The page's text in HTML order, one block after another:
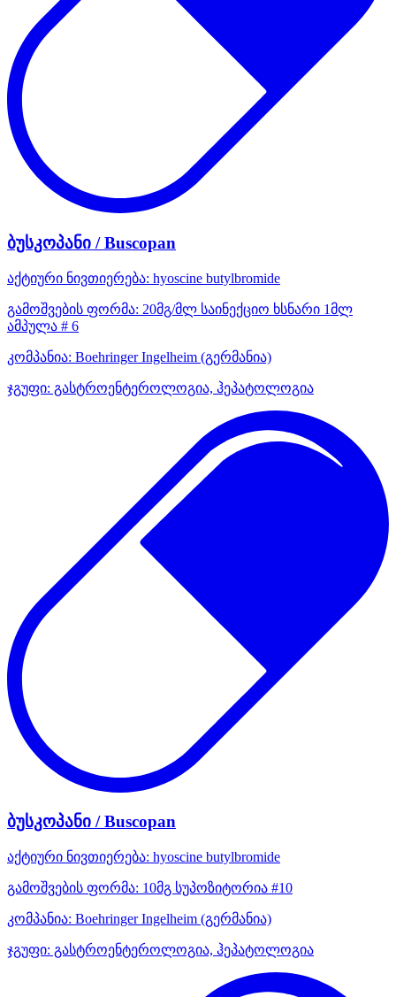
ბუსკოპანი / Buscopan
აქტიური ნივთიერება: hyoscine butylbromide
გამოშვების ფორმა: 20მგ/მლ საინექციო ხსნარი 1მლ
ამპულა # 6
კომპანია: Boehringer Ingelheim (გერმანია)
ჯგუფი: გასტროენტეროლოგია, ჰეპატოლოგია
ბუსკოპანი / Buscopan
აქტიური ნივთიერება: hyoscine butylbromide
გამოშვების ფორმა: 10მგ სუპოზიტორია #10
კომპანია: Boehringer Ingelheim (გერმანია)
ჯგუფი: გასტროენტეროლოგია, ჰეპატოლოგია